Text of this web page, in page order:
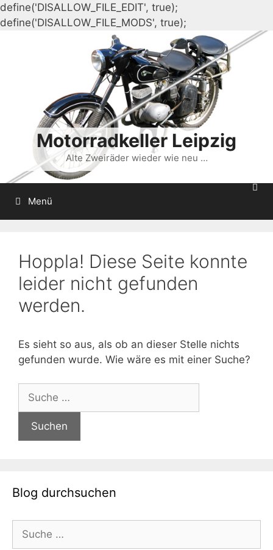
define('DISALLOW_FILE_EDIT', true);
define('DISALLOW_FILE_MODS', true);
Inhalt
springen
Motorradkeller Leipzig
Alte Zweiräder wieder wie neu …
Menü
Hoppla! Diese Seite konnte
leider nicht gefunden
werden.
Es sieht so aus, als ob an dieser Stelle nichts
gefunden wurde. Wie wäre es mit einer Suche?
nach:
Blog durchsuchen
nach: